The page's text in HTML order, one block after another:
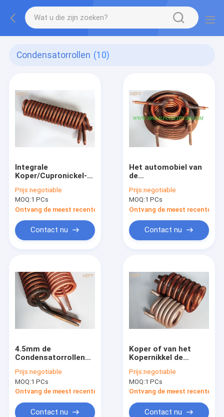
Condensatorrollen (10)
Integrale
Koper/Cupronickel-
als Warmtewisselaar
in Automobiel en
Machines
Prijs:negotiable
MOQ:1 PCs
Ontvang de meest recente Prijs
Contact nu
Het automobiel van
de
van de
Techniekcondensator
Finned
Aluminium/het Koper
Prijs:negotiable
MOQ:1 PCs
Ontvang de meest recente
Contact nu
4.5mm de
Condensatorrollen
de Weerstandstrilling
van Waterpompen
Prijs:negotiable
MOQ:1 PCs
Ontvang de meest recente Prijs
Contact nu
Koper of van het
Kopernikkel de
Ijskastcondensator
buiten oppervlakte
Prijs:negotiable
MOQ:1 PCs
Ontvang de meest recente
Contact nu